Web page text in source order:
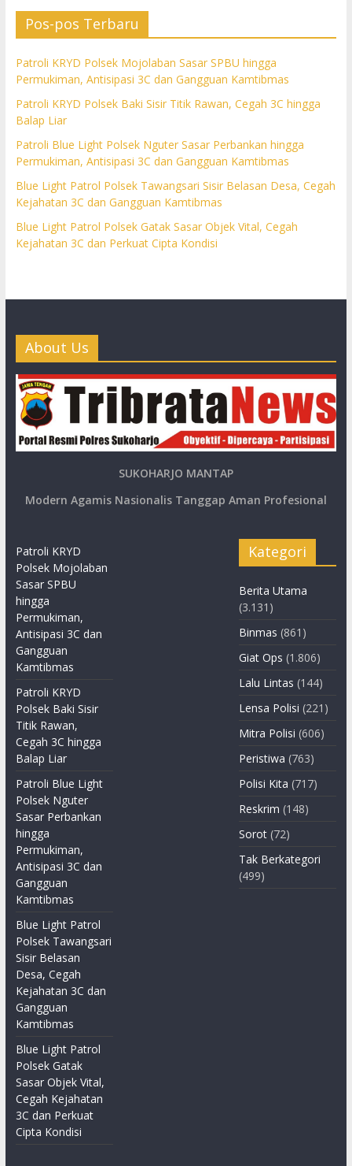
Pos-pos Terbaru
Patroli KRYD Polsek Mojolaban Sasar SPBU hingga
Permukiman, Antisipasi 3C dan Gangguan Kamtibmas
Patroli KRYD Polsek Baki Sisir Titik Rawan, Cegah 3C hingga
Balap Liar
Patroli Blue Light Polsek Nguter Sasar Perbankan hingga
Permukiman, Antisipasi 3C dan Gangguan Kamtibmas
Blue Light Patrol Polsek Tawangsari Sisir Belasan Desa, Cegah
Kejahatan 3C dan Gangguan Kamtibmas
Blue Light Patrol Polsek Gatak Sasar Objek Vital, Cegah
Kejahatan 3C dan Perkuat Cipta Kondisi
About Us
SUKOHARJO MANTAP
Modern Agamis Nasionalis Tanggap Aman Profesional
Patroli KRYD
Polsek Mojolaban
Sasar SPBU
hingga
Permukiman,
Antisipasi 3C dan
Gangguan
Kamtibmas
Patroli KRYD
Polsek Baki Sisir
Titik Rawan,
Cegah 3C hingga
Balap Liar
Patroli Blue Light
Polsek Nguter
Sasar Perbankan
hingga
Permukiman,
Antisipasi 3C dan
Gangguan
Kamtibmas
Blue Light Patrol
Polsek Tawangsari
Sisir Belasan
Desa, Cegah
Kejahatan 3C dan
Gangguan
Kamtibmas
Blue Light Patrol
Polsek Gatak
Sasar Objek Vital,
Cegah Kejahatan
3C dan Perkuat
Cipta Kondisi
Kategori
Berita Utama
(3.131)
Binmas (861)
Giat Ops (1.806)
Lalu Lintas (144)
Lensa Polisi (221)
Mitra Polisi (606)
Peristiwa (763)
Polisi Kita (717)
Reskrim (148)
Sorot (72)
Tak Berkategori
(499)